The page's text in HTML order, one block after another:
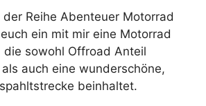
der Reihe Abenteuer Motorrad
ein mit mir eine Motorrad
die sowohl Offroad Anteil
auch eine wunderschöne,
beinhaltet.